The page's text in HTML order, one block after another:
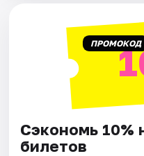
ПРОМОКОД
Сэкономь 10%
билетов